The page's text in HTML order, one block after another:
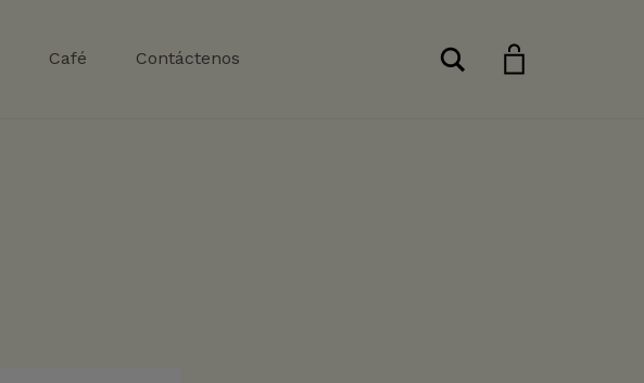
Café Contáctenos Buscar